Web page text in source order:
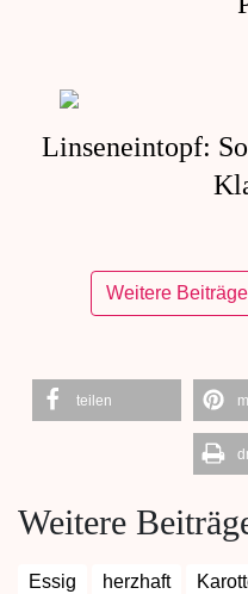
Linseneintopf:
Weitere
teilen
Weitere
Essig herzhaft